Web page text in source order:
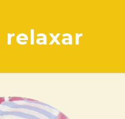
relaxar